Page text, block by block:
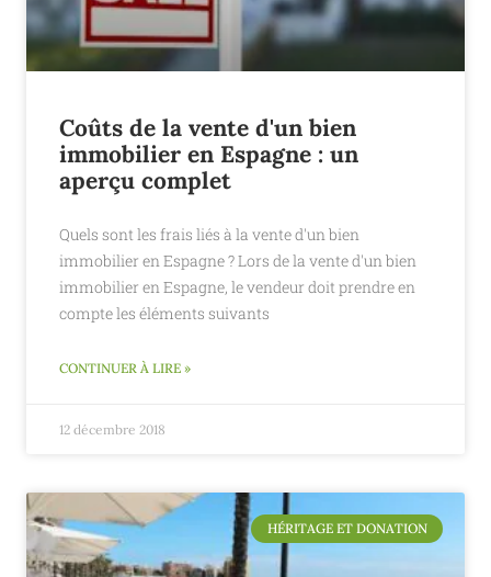
Coûts de la vente d'un bien
immobilier en Espagne : un
aperçu complet
Quels sont les frais liés à la vente d'un bien
immobilier en Espagne ? Lors de la vente d'un bien
immobilier en Espagne, le vendeur doit prendre en
compte les éléments suivants
CONTINUER À LIRE »
12 décembre 2018
HÉRITAGE ET DONATION